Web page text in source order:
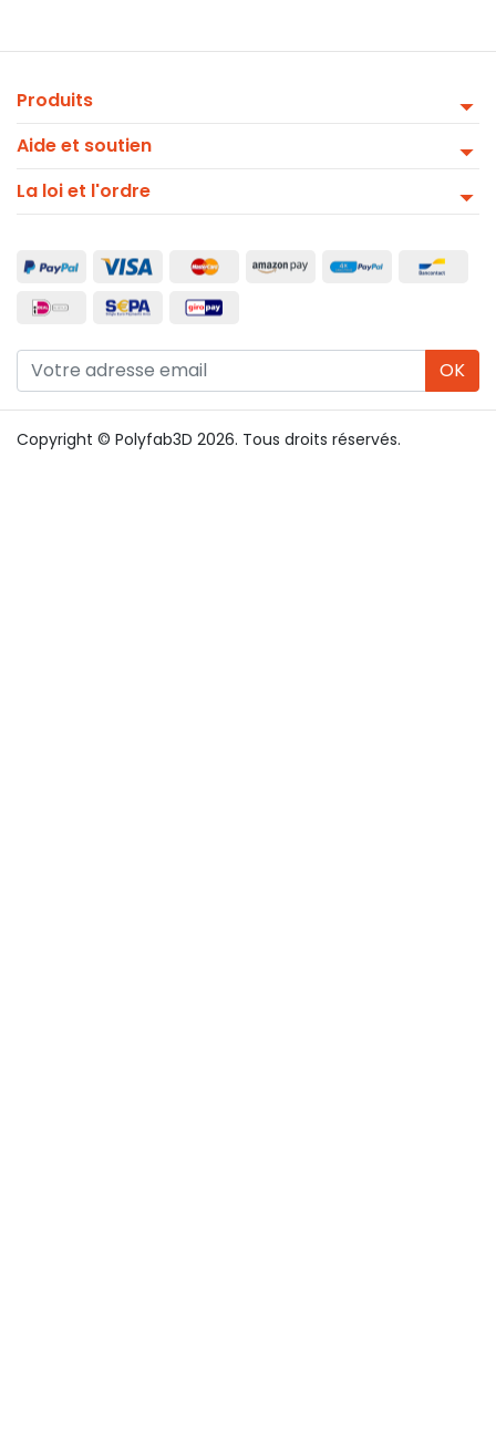
Produits
Aide et soutien
La loi et l'ordre
OK
Copyright © Polyfab3D 2026. Tous droits réservés.